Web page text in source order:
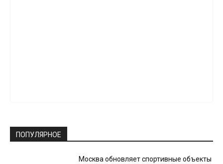
ПОПУЛЯРНОЕ
Москва обновляет спортивные объекты